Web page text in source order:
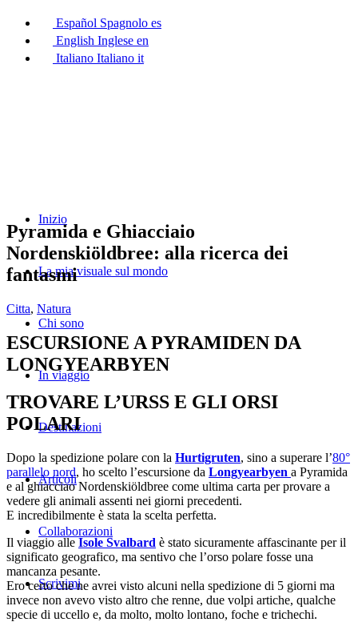
Español Spagnolo es
English Inglese en
Italiano Italiano it
Inizio
La mia visuale sul mondo
Chi sono
In viaggio
Destinazioni
Articoli
Collaborazioni
Scrivimi
Pyramida e Ghiacciaio
Nordenskiöldbree: alla ricerca dei
fantasmi
Citta, Natura
ESCURSIONE A PYRAMIDEN DA
LONGYEARBYEN
TROVARE L’URSS E GLI ORSI
POLARI
Dopo la spedizione polare con la Hurtigruten, sino a superare l’80°
parallelo nord, ho scelto l’escursione da Longyearbyen a Pyramida
e al ghiacciao Nordenskiöldbree come ultima carta per provare a
vedere gli animali assenti nei giorni precedenti.
E incredibilmente è stata la scelta perfetta.
Il viaggio alle Isole Svalbard è stato sicuramente affascinante per il
significato geografico, ma sentivo che l’orso polare fosse una
mancanza pesante.
Ero certo che ne avrei visto alcuni nella spedizione di 5 giorni ma
invece non avevo visto altro che renne, due volpi artiche, qualche
specie di uccello e, da molto, molto lontano, foche e trichechi.